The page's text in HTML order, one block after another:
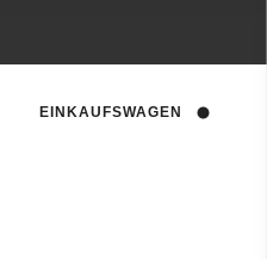
EINKAUFSWAGEN